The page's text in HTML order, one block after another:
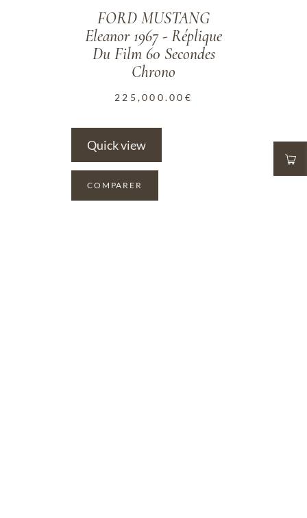
FORD MUSTANG
Eleanor 1967 - Réplique
Du Film 60 Secondes
Chrono
225,000.00 €
Quick view
COMPARER